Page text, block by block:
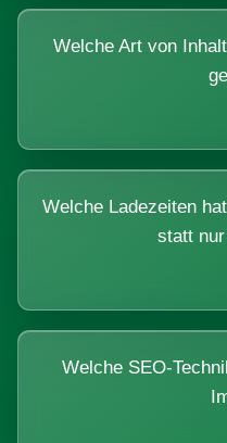
Welche Art von
Welche Ladezeiten
statt
Welche SEO-